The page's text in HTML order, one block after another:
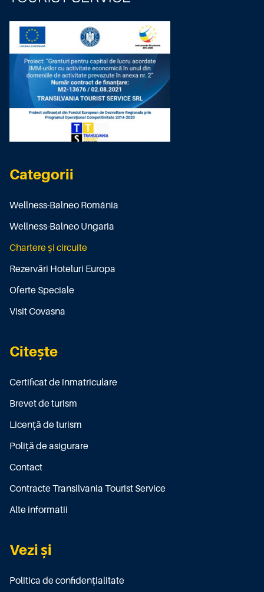
Categorii
Wellness-Balneo România
Wellness-Balneo Ungaria
Chartere și circuite
Rezervări Hoteluri Europa
Oferte Speciale
Visit Covasna
Citește
Certificat de înmatriculare
Brevet de turism
Licenţă de turism
Poliţă de asigurare
Contact
Contracte Transilvania Tourist Service
Alte informatii
Vezi și
Politica de confidențialitate